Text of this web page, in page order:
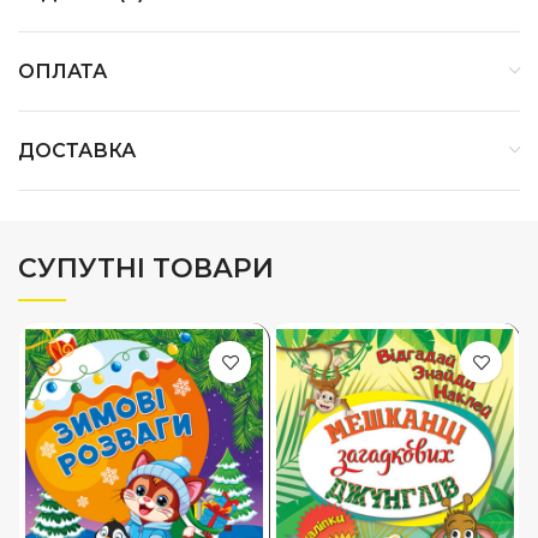
ОПЛАТА
ДОСТАВКА
СУПУТНІ ТОВАРИ